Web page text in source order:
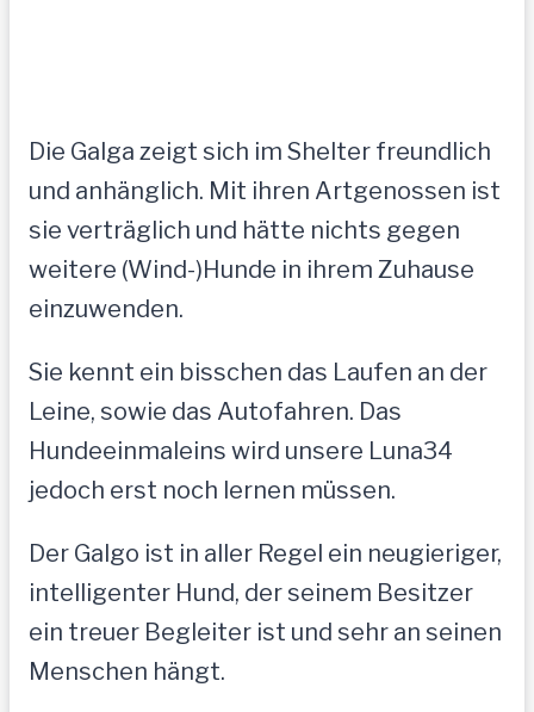
Die Galga zeigt sich im Shelter freundlich
und anhänglich. Mit ihren Artgenossen ist
sie verträglich und hätte nichts gegen
weitere (Wind-)Hunde in ihrem Zuhause
einzuwenden.
Sie kennt ein bisschen das Laufen an der
Leine, sowie das Autofahren. Das
Hundeeinmaleins wird unsere Luna34
jedoch erst noch lernen müssen.
Der Galgo ist in aller Regel ein neugieriger,
intelligenter Hund, der seinem Besitzer
ein treuer Begleiter ist und sehr an seinen
Menschen hängt.